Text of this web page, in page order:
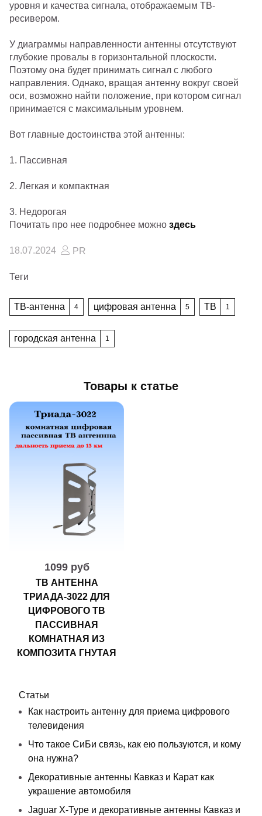
уровня и качества сигнала, отображаемым ТВ-
ресивером.
У диаграммы направленности антенны отсутствуют
глубокие провалы в горизонтальной плоскости.
Поэтому она будет принимать сигнал с любого
направления. Однако, вращая антенну вокруг своей
оси, возможно найти положение, при котором сигнал
принимается с максимальным уровнем.
Вот главные достоинства этой антенны:
1. Пассивная
2. Легкая и компактная
3. Недорогая
Почитать про нее подробнее можно здесь
18.07.2024 PR
Теги
ТВ-антенна 4 цифровая антенна 5 ТВ 1
городская антенна 1
Товары к статье
1099 руб
ТВ АНТЕННА
ТРИАДА-3022 ДЛЯ
ЦИФРОВОГО ТВ
ПАССИВНАЯ
КОМНАТНАЯ ИЗ
КОМПОЗИТА ГНУТАЯ
Статьи
Как настроить антенну для приема цифрового
телевидения
Что такое СиБи связь, как ею пользуются, и кому
она нужна?
Декоративные антенны Кавказ и Карат как
украшение автомобиля
Jaguar X-Type и декоративные антенны Кавказ и